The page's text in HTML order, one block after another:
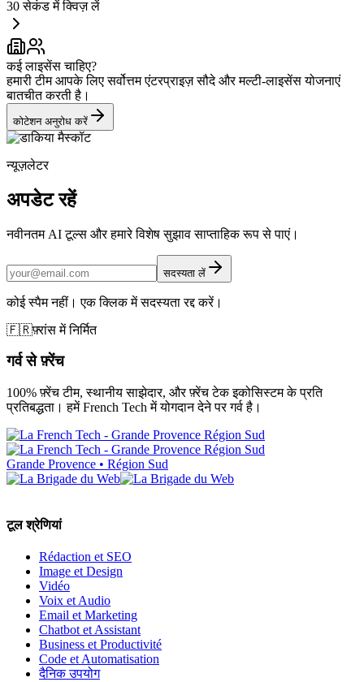
30 सेकंड में क्विज़ लें
कई लाइसेंस चाहिए?
हमारी टीम आपके लिए सर्वोत्तम एंटरप्राइज़ सौदे और मल्टी-लाइसेंस योजनाएं
बातचीत करती है।
कोटेशन अनुरोध करें
न्यूज़लेटर
अपडेट रहें
नवीनतम AI टूल्स और हमारे विशेष सुझाव साप्ताहिक रूप से पाएं।
सदस्यता लें
कोई स्पैम नहीं। एक क्लिक में सदस्यता रद्द करें।
🇫🇷फ़्रांस में निर्मित
गर्व से फ़्रेंच
100% फ़्रेंच टीम, स्थानीय साझेदार, और फ़्रेंच टेक इकोसिस्टम के प्रति
प्रतिबद्धता। हमें French Tech में योगदान देने पर गर्व है।
Grande Provence • Région Sud
टूल श्रेणियां
Rédaction et SEO
Image et Design
Vidéo
Voix et Audio
Email et Marketing
Chatbot et Assistant
Business et Productivité
Code et Automatisation
दैनिक उपयोग